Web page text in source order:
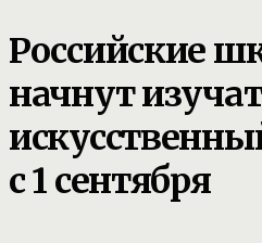
Российские
начнут
с 1 сентября